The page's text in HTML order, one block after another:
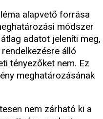
alapvető forrása
módszer
adatot jeleníti meg,
álló
tényezőket nem. Ez
meghatározásának
nem zárható ki a